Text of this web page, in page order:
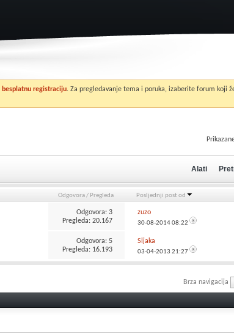
besplatnu registraciju. Za pregledavanje tema i poruka, izaberite forum koji
Alati
Odgovora/ Pregleda Posljednji post od
Odgovora: 3
Pregleda: 20.167
zuzo
30-08-201408:22
Odgovora: 5
Pregleda: 16.193
Sljaka
03-04-2013 21:27
Brza navigacija